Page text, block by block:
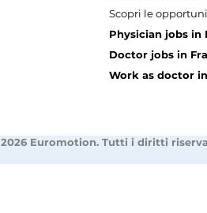
Scopri le
Physician jobs in
Doctor jobs in
Work as doctor
Euromotion. Tutti i diritti